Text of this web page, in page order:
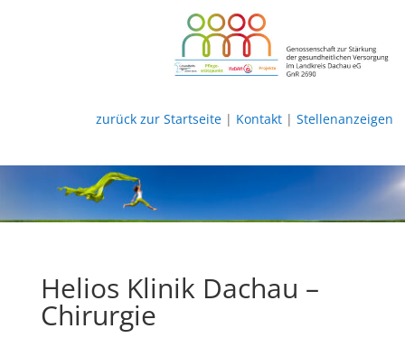
zurück zur Startseite| Kontakt| Stellenanzeigen
Helios Klinik Dachau –
Chirurgie